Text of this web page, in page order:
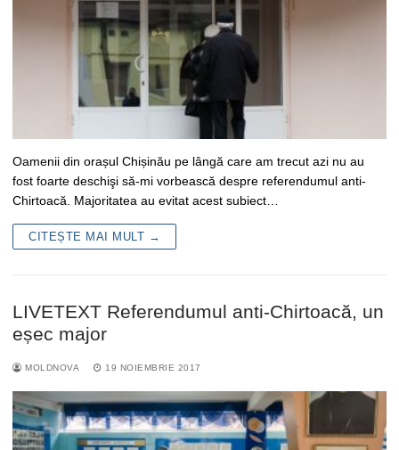
Oamenii din orașul Chișinău pe lângă care am trecut azi nu au
fost foarte deschişi să-mi vorbească despre referendumul anti-
Chirtoacă. Majoritatea au evitat acest subiect…
CITEȘTE MAI MULT →
LIVETEXT Referendumul anti-Chirtoacă, un
eșec major
MOLDNOVA 19 NOIEMBRIE 2017